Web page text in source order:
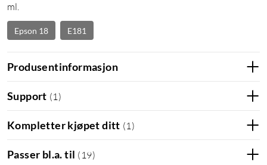
ml.
Epson 18 E181
Produsentinformasjon
Support (1 )
Kompletter kjøpet ditt (1 )
Passer bl.a. til ( 19)